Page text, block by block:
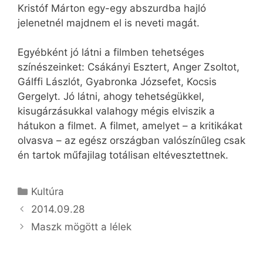
Kristóf Márton egy-egy abszurdba hajló
jelenetnél majdnem el is neveti magát.
Egyébként jó látni a filmben tehetséges
színészeinket: Csákányi Esztert, Anger Zsoltot,
Gálffi Lászlót, Gyabronka Józsefet, Kocsis
Gergelyt. Jó látni, ahogy tehetségükkel,
kisugárzásukkal valahogy mégis elviszik a
hátukon a filmet. A filmet, amelyet – a kritikákat
olvasva – az egész országban valószínűleg csak
én tartok műfajilag totálisan eltévesztettnek.
Kategória
Kultúra
2014.09.28
Maszk mögött a lélek